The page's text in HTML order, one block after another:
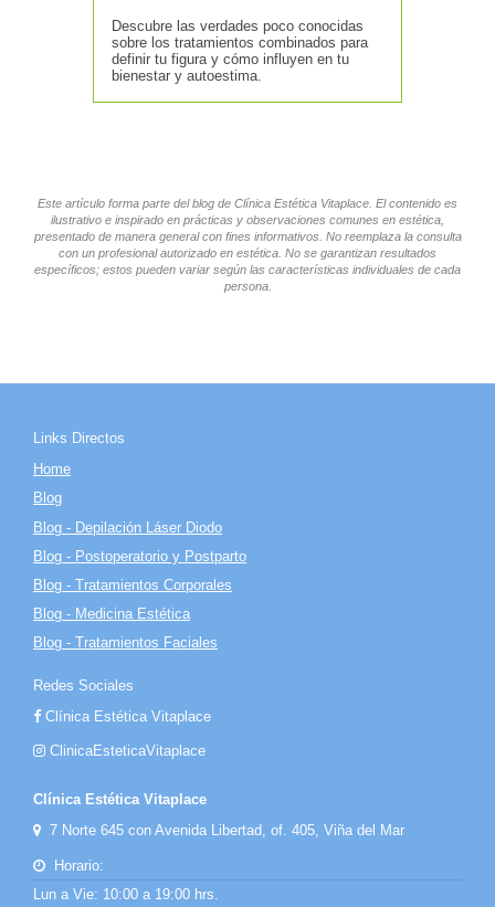
Descubre las verdades poco conocidas
sobre los tratamientos combinados para
definir tu figura y cómo influyen en tu
bienestar y autoestima.
Este artículo forma parte del blog de Clínica Estética Vitaplace. El contenido es
ilustrativo e inspirado en prácticas y observaciones comunes en estética,
presentado de manera general con fines informativos. No reemplaza la consulta
con un profesional autorizado en estética. No se garantizan resultados
específicos; estos pueden variar según las características individuales de cada
persona.
Links Directos
Home
Blog
Blog - Depilación Láser Diodo
Blog - Postoperatorio y Postparto
Blog - Tratamientos Corporales
Blog - Medicina Estética
Blog - Tratamientos Faciales
Redes Sociales
Clínica Estética Vitaplace
ClinicaEsteticaVitaplace
Clínica Estética Vitaplace
7 Norte 645 con Avenida Libertad, of. 405, Viña del Mar
Horario:
Lun a Vie: 10:00 a 19:00 hrs.